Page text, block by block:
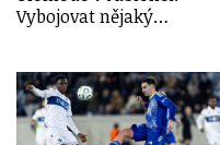
Vybojovat nějaký…